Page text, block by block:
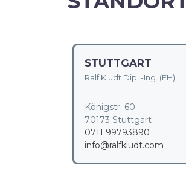
STUTTGART
Ralf Kludt Dipl.-Ing. (FH)
Königstr. 60
70173 Stuttgart
0711 99793890
info@ralfkludt.com